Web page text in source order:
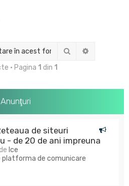
Căutare
• Pagina 1 din 1
Anunţuri
de siteuri
- de 20 de ani impreuna
Ice
platforma de comunicare